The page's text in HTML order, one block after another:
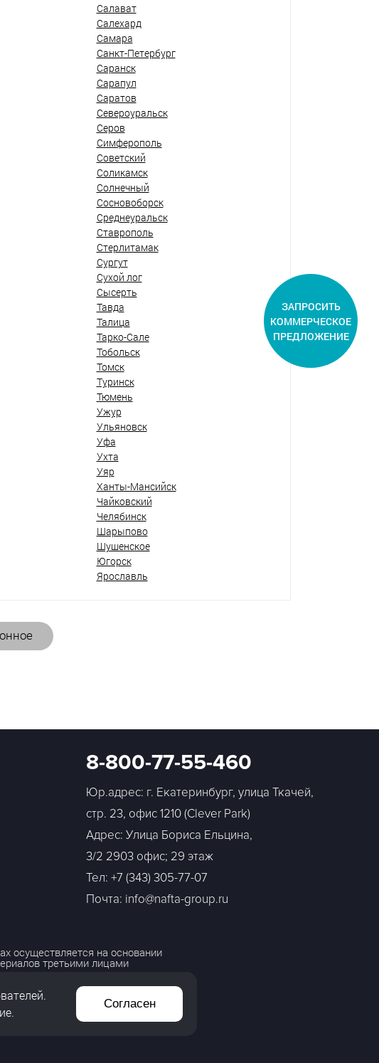
Салават
Салехард
Самара
Санкт-Петербург
Саранск
Сарапул
Саратов
Североуральск
Серов
Симферополь
Советский
Соликамск
Солнечный
Сосновоборск
Среднеуральск
Ставрополь
Стерлитамак
Сургут
Сухой лог
Сысерть
Тавда
Талица
Тарко-Сале
Тобольск
Томск
Туринск
Тюмень
Ужур
Ульяновск
Уфа
Ухта
Уяр
Ханты-Мансийск
Чайковский
Челябинск
Шарыпово
Шушенское
Югорск
Ярославль
8-800-77-55-460
Юр.адрес: г. Екатеринбург, улица Ткачей,
стр. 23, офис 1210 (Clever Park)
Адрес: Улица Бориса Ельцина,
3/2 2903 офис; 29 этаж
Тел: +7 (343) 305-77-07
Почта: info@nafta-group.ru
осуществляется на основании
третьими лицами
ЗАПРОСИТЬ
КОММЕРЧЕСКОЕ
ПРЕДЛОЖЕНИЕ
Согласен